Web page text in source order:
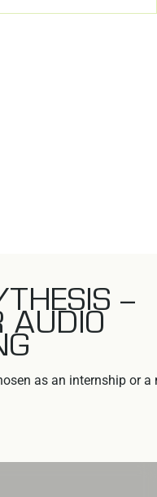
–
AUDIO
as an internship or a